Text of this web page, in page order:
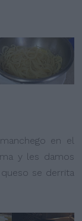
en el
y les damos
se derrita